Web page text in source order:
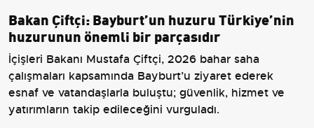
Bakan Çiftçi: Bayburt’un huzuru Türkiye’nin
huzurunun önemli bir parçasıdır
İçişleri Bakanı Mustafa Çiftçi, 2026 bahar saha
çalışmaları kapsamında Bayburt’u ziyaret ederek
esnaf ve vatandaşlarla buluştu; güvenlik, hizmet ve
yatırımların takip edileceğini vurguladı.